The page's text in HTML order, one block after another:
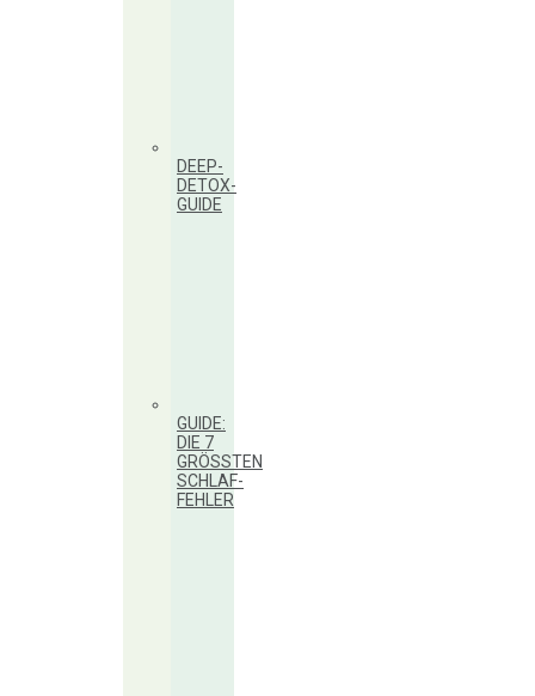
DEEP-
DETOX-
GUIDE
GUIDE:
DIE 7
GRÖSSTEN S
CHLAF-F
EHLER